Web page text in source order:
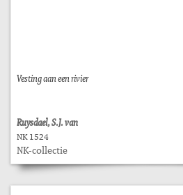
Vesting aan een rivier
Ruysdael, S.J. van
NK 1524
NK-collectie